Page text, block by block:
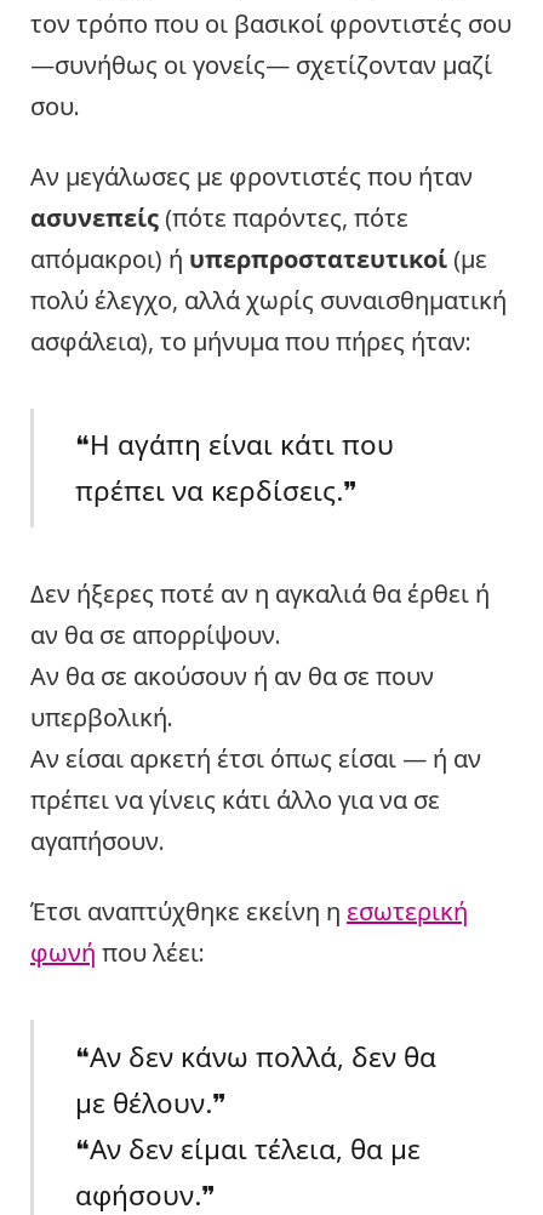
τον τρόπο που οι βασικοί φροντιστές σου
—συνήθως οι γονείς— σχετίζονταν μαζί
σου.
Αν μεγάλωσες με φροντιστές που ήταν
ασυνεπείς (πότε παρόντες, πότε
απόμακροι) ή υπερπροστατευτικοί (με
πολύ έλεγχο, αλλά χωρίς συναισθηματική
ασφάλεια), το μήνυμα που πήρες ήταν:
❝Η αγάπη είναι κάτι που
πρέπει να κερδίσεις.❞
Δεν ήξερες ποτέ αν η αγκαλιά θα έρθει ή
αν θα σε απορρίψουν.
Αν θα σε ακούσουν ή αν θα σε πουν
υπερβολική.
Αν είσαι αρκετή έτσι όπως είσαι — ή αν
πρέπει να γίνεις κάτι άλλο για να σε
αγαπήσουν.
Έτσι αναπτύχθηκε εκείνη η εσωτερική
φωνή που λέει:
❝Αν δεν κάνω πολλά, δεν θα
με θέλουν.❞
❝Αν δεν είμαι τέλεια, θα με
αφήσουν.❞